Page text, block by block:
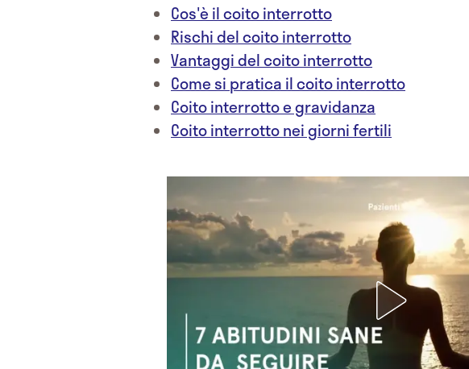
Cos'è il coito interrotto
Rischi del coito interrotto
Vantaggi del coito interrotto
Come si pratica il coito interrotto
Coito interrotto e gravidanza
Coito interrotto nei giorni fertili